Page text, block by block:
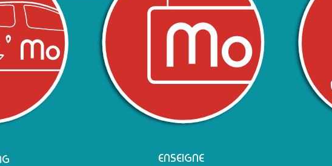
ENSEIGNE